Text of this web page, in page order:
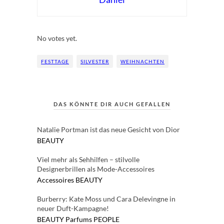
No votes yet.
FESTTAGE SILVESTER WEIHNACHTEN
DAS KÖNNTE DIR AUCH GEFALLEN
Natalie Portman ist das neue Gesicht von Dior
BEAUTY
Viel mehr als Sehhilfen – stilvolle
Designerbrillen als Mode-Accessoires
Accessoires BEAUTY
Burberry: Kate Moss und Cara Delevingne in
neuer Duft-Kampagne!
BEAUTY Parfums PEOPLE